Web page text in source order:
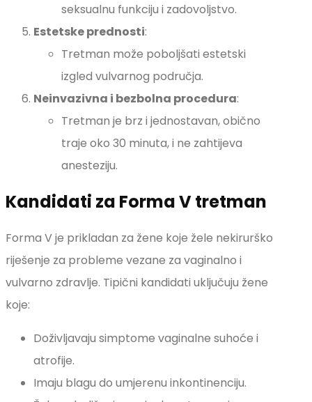
seksualnu funkciju i zadovoljstvo.
Estetske prednosti:
Tretman može poboljšati estetski
izgled vulvarnog područja.
Neinvazivna i bezbolna procedura:
Tretman je brz i jednostavan, obično
traje oko 30 minuta, i ne zahtijeva
anesteziju.
Kandidati za Forma V tretman
Forma V je prikladan za žene koje žele nekirurško
riješenje za probleme vezane za vaginalno i
vulvarno zdravlje. Tipični kandidati uključuju žene
koje:
Doživljavaju simptome vaginalne suhoće i
atrofije.
Imaju blagu do umjerenu inkontinenciju.